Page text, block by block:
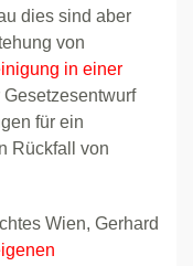
dies sind aber
von
in einer
Gesetzesentwurf
für ein
Rückfall von
Wien, Gerhard